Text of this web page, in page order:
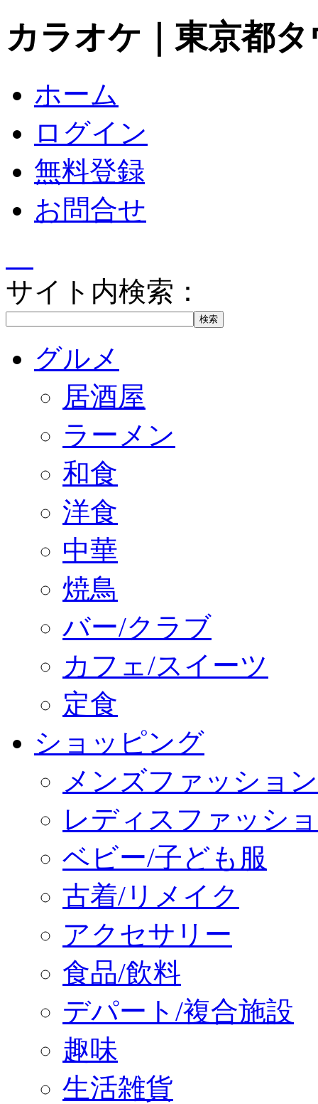
カラオケ｜東京都
ホーム
ログイン
無料登録
お問合せ
サイト内検索：
グルメ
居酒屋
ラーメン
和食
洋食
中華
焼鳥
バー/クラブ
カフェ/スイーツ
定食
ショッピング
メンズファッション
レディスファッシ
ベビー/子ども服
古着/リメイク
アクセサリー
食品/飲料
デパート/複合施設
趣味
生活雑貨